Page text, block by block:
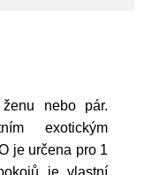
nebo pár.
exotickým
je určena pro 1
je vlastní